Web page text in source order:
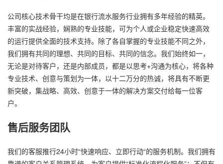
公司核心技术骨干均是在银行流水服务行业拥有多年经验的精英。
丰富的实战经验，娴熟的专业技能，可为个人或企业稳定快速高效
的运行提供全面的技术支持。除了各自掌握的专业技能不同之外，
我们拥有共同的理想、共同的目标、共同的信念。我们始终如一，
无论是对待客户，还是内部成员，都是以思考+沟通为核心，将各种
专业技术、创意与策划为一体，以十二万分的热诚，将具有不断更
新突破，集战略、高效、创意于一体的解决方案交付给每一位客
户。
售后服务团队
我们的客服推行24小时“快速响应、立即行动“的服务机制。我们拥有